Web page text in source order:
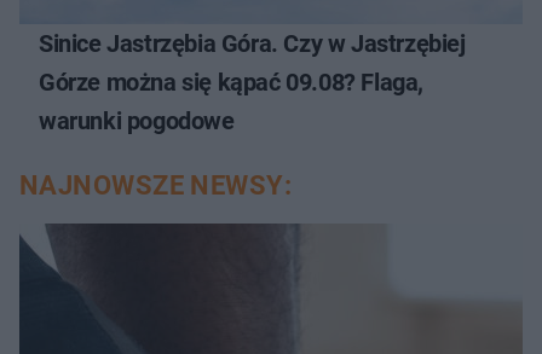
Sinice Jastrzębia Góra. Czy w Jastrzębiej
Górze można się kąpać 09.08? Flaga,
warunki pogodowe
NAJNOWSZE NEWSY: